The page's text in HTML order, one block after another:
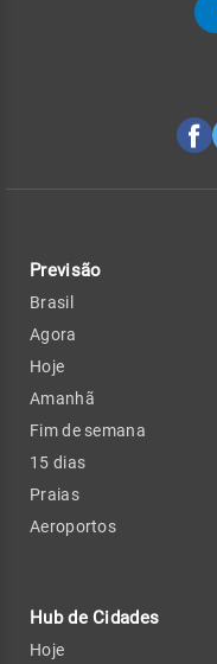
Previsão
Brasil
Agora
Hoje
Amanhã
Fim de semana
15 dias
Praias
Aeroportos
Hub de Cidades
Hoje